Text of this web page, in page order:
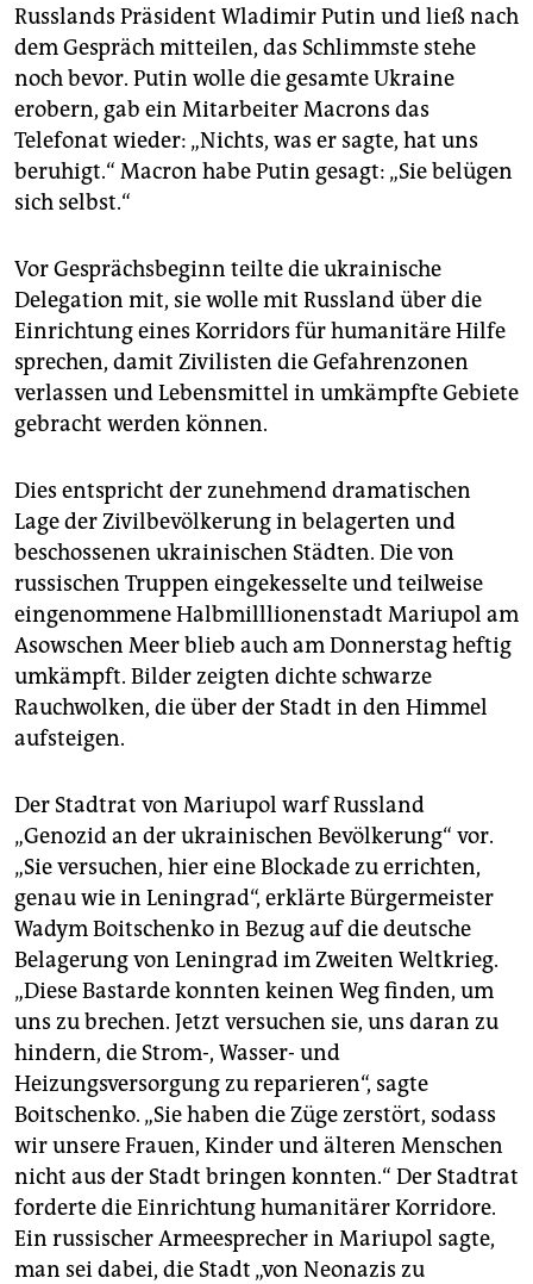
Russlands Präsident Wladimir Putin und ließ nach
dem Gespräch mitteilen, das Schlimmste stehe
noch bevor. Putin wolle die gesamte Ukraine
erobern, gab ein Mitarbeiter Macrons das
Telefonat wieder: „Nichts, was er sagte, hat uns
beruhigt.“ Macron habe Putin gesagt: „Sie belügen
sich selbst.“
Vor Gesprächsbeginn teilte die ukrainische
Delegation mit, sie wolle mit Russland über die
Einrichtung eines Korridors für humanitäre Hilfe
sprechen, damit Zivilisten die Gefahrenzonen
verlassen und Lebensmittel in umkämpfte Gebiete
gebracht werden können.
Dies entspricht der zunehmend dramatischen
Lage der Zivilbevölkerung in belagerten und
beschossenen ukrainischen Städten. Die von
russischen Truppen eingekesselte und teilweise
eingenommene Halbmilllionenstadt Mariupol am
Asowschen Meer blieb auch am Donnerstag heftig
umkämpft. Bilder zeigten dichte schwarze
Rauchwolken, die über der Stadt in den Himmel
aufsteigen.
Der Stadtrat von Mariupol warf Russland
„Genozid an der ukrainischen Bevölkerung“ vor.
„Sie versuchen, hier eine Blockade zu errichten,
genau wie in Leningrad“, erklärte Bürgermeister
Wadym Boitschenko in Bezug auf die deutsche
Belagerung von Leningrad im Zweiten Weltkrieg.
„Diese Bastarde konnten keinen Weg finden, um
uns zu brechen. Jetzt versuchen sie, uns daran zu
hindern, die Strom-, Wasser- und
Heizungsversorgung zu reparieren“, sagte
Boitschenko. „Sie haben die Züge zerstört, sodass
wir unsere Frauen, Kinder und älteren Menschen
nicht aus der Stadt bringen konnten.“ Der Stadtrat
forderte die Einrichtung humanitärer Korridore.
Ein russischer Armeesprecher in Mariupol sagte,
man sei dabei, die Stadt „von Neonazis zu